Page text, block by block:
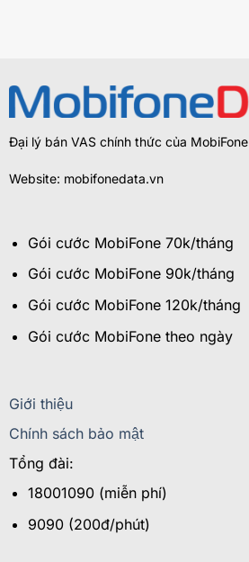
Đại lý bán VAS chính thức của MobiFone
Website: mobifonedata.vn
Gói cước MobiFone 70k/tháng
Gói cước MobiFone 90k/tháng
Gói cước MobiFone 120k/tháng
Gói cước MobiFone theo ngày
Giới thiệu
Chính sách bảo mật
Tổng đài:
18001090 (miễn phí)
9090 (200đ/phút)